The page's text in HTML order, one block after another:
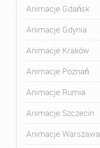
Animacje Gdańsk
Animacje Gdynia
Animacje Kraków
Animacje Poznań
Animacje Rumia
Animacje Szczecin
Animacje Warszawa